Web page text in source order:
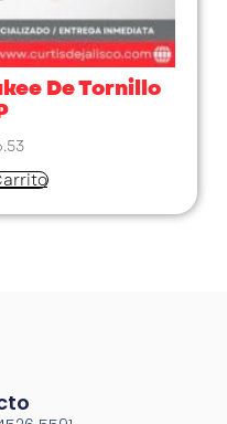
De Tornillo